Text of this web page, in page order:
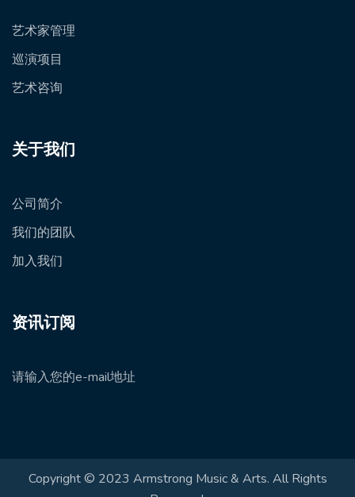
艺术家管理
巡演项目
艺术咨询
关于我们
公司简介
我们的团队
加入我们
资讯订阅
请输入您的e-mail地址
Copyright © 2023 Armstrong Music & Arts. All Rights